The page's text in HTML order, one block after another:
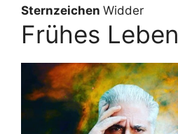
Sternzeichen Widder
Frühes Leben